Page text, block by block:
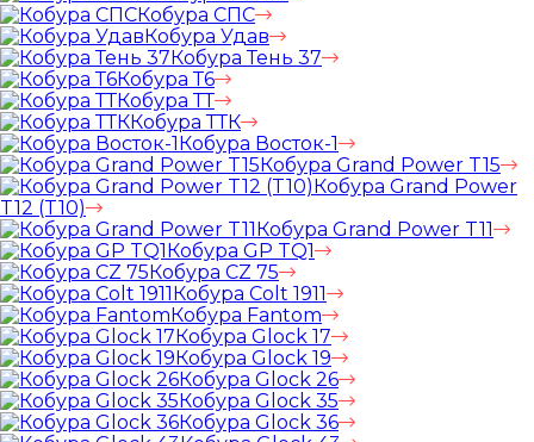
Кобура СПС
Кобура Удав
Кобура Тень 37
Кобура Т6
Кобура ТТ
Кобура ТТК
Кобура Восток-1
Кобура Grand Power T15
Кобура Grand Power
T12 (T10)
Кобура Grand Power T11
Кобура GP TQ1
Кобура CZ 75
Кобура Colt 1911
Кобура Fantom
Кобура Glock 17
Кобура Glock 19
Кобура Glock 26
Кобура Glock 35
Кобура Glock 36